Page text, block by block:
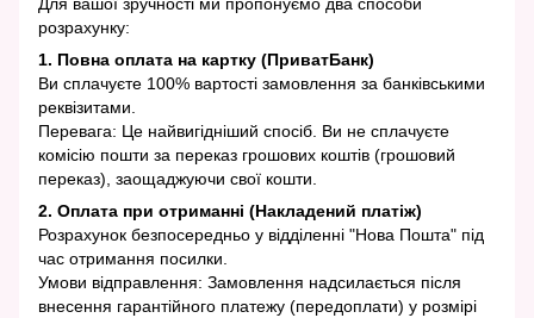
розрахунку:
1. Повна оплата на картку (ПриватБанк)
Ви сплачуєте 100% вартості замовлення за банківськими
реквізитами.
Перевага: Це найвигідніший спосіб. Ви не сплачуєте
комісію пошти за переказ грошових коштів (грошовий
переказ), заощаджуючи свої кошти.
2. Оплата при отриманні (Накладений платіж)
Розрахунок безпосередньо у відділенні "Нова Пошта" під
час отримання посилки.
Умови відправлення: Замовлення надсилається після
внесення гарантійного платежу (передоплати) у розмірі